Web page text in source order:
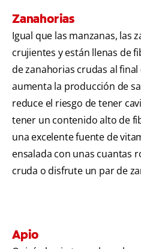
Zanahorias
Igual que las manzanas, las
crujientes y están llenas de
de zanahorias crudas al
aumenta la producción de
reduce el riesgo de tener
tener un contenido alto de
una excelente fuente de
ensalada con unas cuantas
cruda o disfrute un par de
Apio